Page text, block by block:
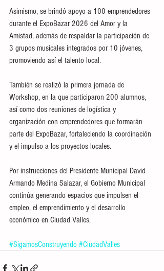
Asimismo, se brindó apoyo a 100 emprendedores
durante el ExpoBazar 2026 del Amor y la
Amistad, además de respaldar la participación de
3 grupos musicales integrados por 10 jóvenes,
promoviendo así el talento local.
También se realizó la primera jornada de
Workshop, en la que participaron 200 alumnos,
así como dos reuniones de logística y
organización con emprendedores que formarán
parte del ExpoBazar, fortaleciendo la coordinación
y el impulso a los proyectos locales.
Por instrucciones del Presidente Municipal David
Armando Medina Salazar, el Gobierno Municipal
continúa generando espacios que impulsen el
empleo, el emprendimiento y el desarrollo
económico en Ciudad Valles.
#SigamosConstruyendo #CiudadValles